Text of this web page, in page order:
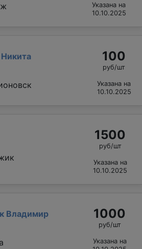
Указана на
10.10.2025
100
руб/шт
Указана на
10.10.2025
1500
руб/шт
Указана на
10.10.2025
Владимир
1000
руб/шт
Указана на